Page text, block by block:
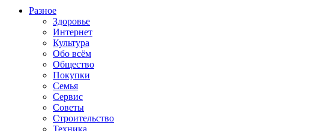
Разное
Здоровье
Интернет
Культура
Обо всём
Общество
Покупки
Семья
Сервис
Советы
Строительство
Техника